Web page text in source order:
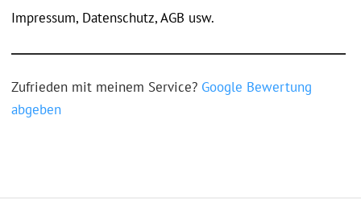
Impressum, Datenschutz, AGB usw.
Zufrieden mit meinem Service? Google Bewertung
abgeben